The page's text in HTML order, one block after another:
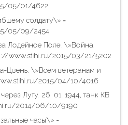
05/01/4622
солдату\» =
05/09/2454
Лодейное Поле. \»Война,
www.stihi.ru/2015/03/21/5202
Цвень. \»Всем ветеранам и
2015/04/10/4016
Лугу. 26. 01. 1944, танк КВ
2014/06/10/9190
часы\» =